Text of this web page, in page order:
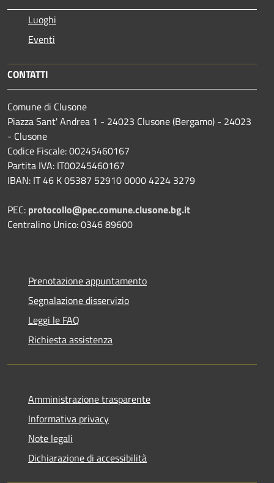
Luoghi
Eventi
CONTATTI
Comune di Clusone
Piazza Sant' Andrea 1 - 24023 Clusone (Bergamo) - 24023
- Clusone
Codice Fiscale: 00245460167
Partita IVA: IT00245460167
IBAN: IT 46 K 05387 52910 0000 4224 3279
PEC: protocollo@pec.comune.clusone.bg.it
Centralino Unico: 0346 89600
Prenotazione appuntamento
Segnalazione disservizio
Leggi le FAQ
Richiesta assistenza
Amministrazione trasparente
Informativa privacy
Note legali
Dichiarazione di accessibilità